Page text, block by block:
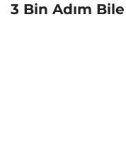
3 Bin Adım